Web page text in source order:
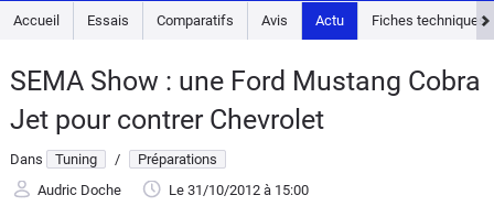
Essais
Guide
d'achat
Accueil Essais Comparatifs Avis Actu Fiches techniques
SEMA Show : une Ford Mustang Cobra
Jet pour contrer Chevrolet
Dans Tuning /
Préparations
Audric Doche
Le 31/10/2012 à 15:00